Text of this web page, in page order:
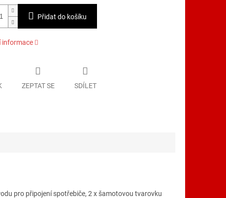
Přidat do košíku
informace
ZEPTAT SE SDÍLET
pro připojení spotřebiče, 2 x šamotovou tvarovku